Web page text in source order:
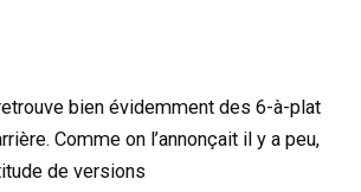
bien évidemment des 6-à-plat
Comme on l’annonçait il y a peu,
de versions